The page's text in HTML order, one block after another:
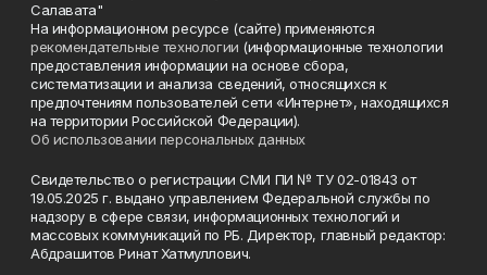
Салавата"
На информационном ресурсе (сайте) применяются
рекомендательные технологии (информационные технологии
предоставления информации на основе сбора,
систематизации и анализа сведений, относящихся к
предпочтениям пользователей сети «Интернет», находящихся
на территории Российской Федерации).
Об использовании персональных данных
Свидетельство о регистрации СМИ ПИ № ТУ 02-01843 от
19.05.2025 г. выдано управлением Федеральной службы по
надзору в сфере связи, информационных технологий и
массовых коммуникаций по РБ. Директор, главный редактор:
Абдрашитов Ринат Хатмуллович.